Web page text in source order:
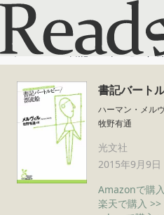
書記バートル
ホーム 書記バートルビー／
書記バート
ハーマン・メル
牧野有通
光文社
2015年9月9日
Amazonで購
楽天で購入 >>